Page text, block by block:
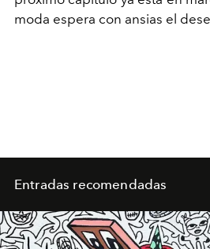
moda espera con ansias el
Entradas recomendadas